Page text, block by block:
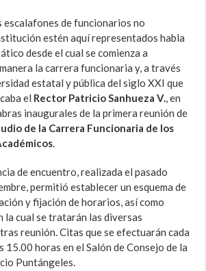
escalafones de funcionarios no
estén aquí representados habla
desde el cual se comienza a
la carrera funcionaria y, a través
estatal y pública del siglo XXI que
el Rector Patricio Sanhueza V., en
inaugurales de la primera reunión de
de la Carrera Funcionaria de los
.
de encuentro, realizada el pasado
permitió establecer un esquema de
y fijación de horarios, así como
la cual se tratarán las diversas
reunión. Citas que se efectuarán cada
15.00 horas en el Salón de Consejo de la
Puntángeles.